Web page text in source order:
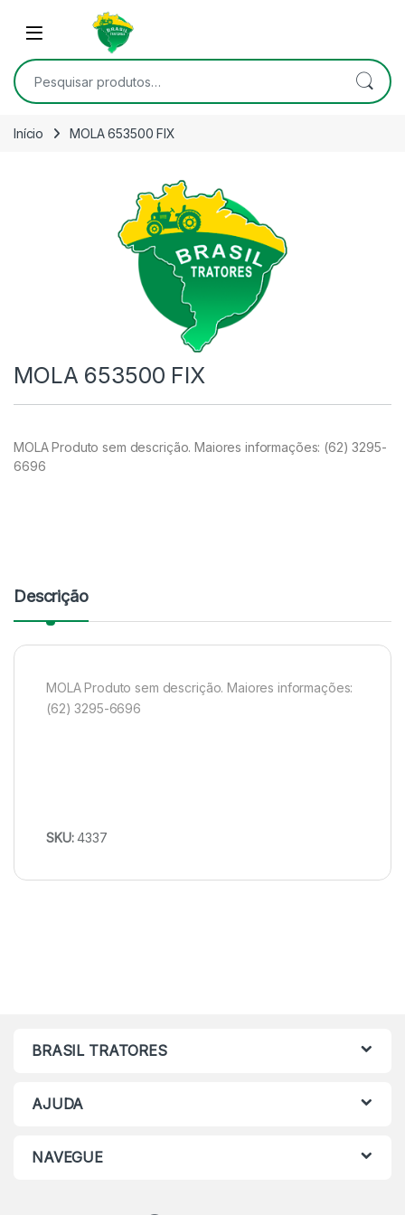
Skip to navigation
Open
Pesquisar por:
Início MOLA 653500 FIX
MOLA 653500 FIX
MOLA Produto sem descrição. Maiores informações: (62) 3295-
6696
Descrição
MOLA Produto sem descrição. Maiores informações:
(62) 3295-6696
SKU:4337
BRASIL TRATORES
AJUDA
NAVEGUE